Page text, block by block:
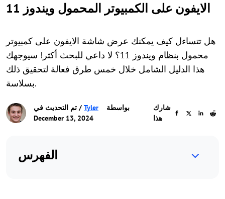
الايفون على الكمبيوتر المحمول ويندوز 11
هل تتساءل كيف يمكنك عرض شاشة الايفون على كمبيوتر
محمول بنظام ويندوز 11؟ لا داعي للبحث أكثر! سيوجهك
هذا الدليل الشامل خلال خمس طرق فعالة لتحقيق ذلك
بسلاسة.
بواسطة Tyler / تم التحديث في
December 13, 2024
شارك
هذا
الفهرس